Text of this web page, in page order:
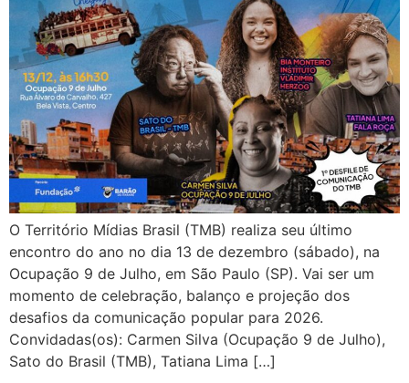
O Território Mídias Brasil (TMB) realiza seu último
encontro do ano no dia 13 de dezembro (sábado), na
Ocupação 9 de Julho, em São Paulo (SP). Vai ser um
momento de celebração, balanço e projeção dos
desafios da comunicação popular para 2026.
Convidadas(os): Carmen Silva (Ocupação 9 de Julho),
Sato do Brasil (TMB), Tatiana Lima […]